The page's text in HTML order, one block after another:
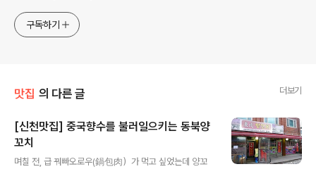
구독하기
맛집 의 다른 글 더보기
[신천맛집] 중국향수를 불러일으키는 동북양
꼬치
며칠 전, 급 꿔빠오로우(鍋包肉）가 먹고 싶었는데 양꼬